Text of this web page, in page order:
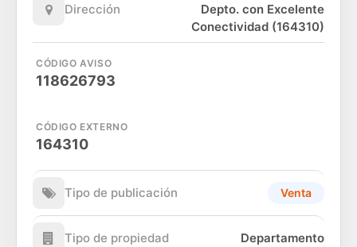
Dirección
Depto. con Excelente
Conectividad (164310)
CÓDIGO AVISO
118626793
CÓDIGO EXTERNO
164310
Tipo de publicación Venta
Tipo de propiedad Departamento